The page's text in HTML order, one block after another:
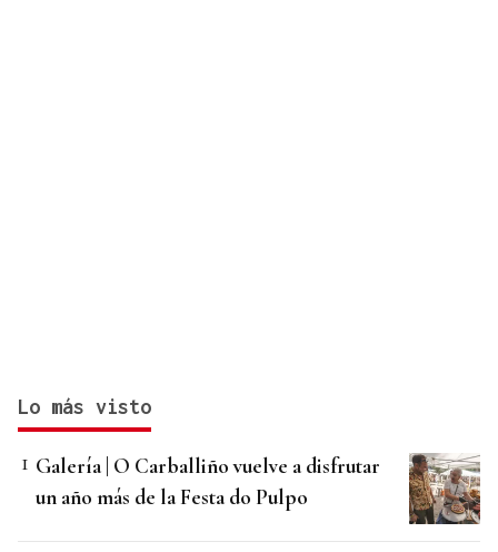
Lo más visto
Galería | O Carballiño vuelve a disfrutar
un año más de la Festa do Pulpo